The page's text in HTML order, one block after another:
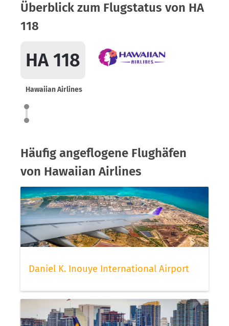
Überblick zum Flugstatus von HA
118
HA 118
Hawaiian Airlines
Häufig angeflogene Flughäfen
von Hawaiian Airlines
Daniel K. Inouye International Airport